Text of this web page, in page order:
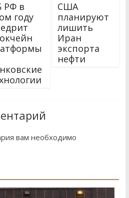
РФ в
году
США
планируют
лишить
Иран
экспорта
нефти
вам необходимо